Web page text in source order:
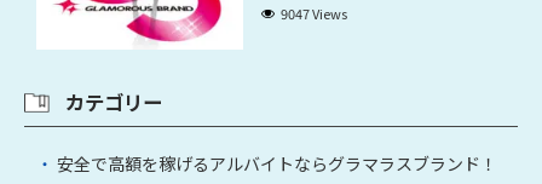
9047 Views
カテゴリー
安全で高額を稼げるアルバイトならグラマラスブランド！